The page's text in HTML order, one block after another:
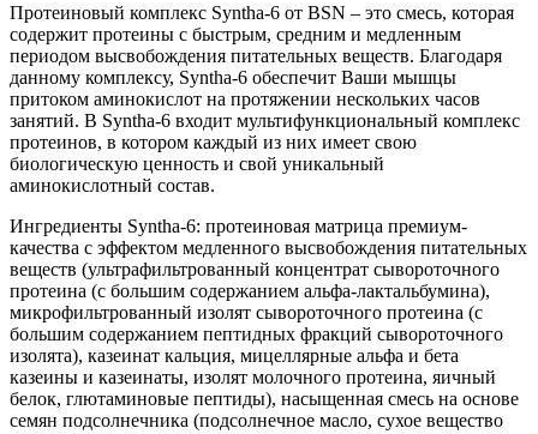
Протеиновый комплекс Syntha-6 от BSN – это смесь, которая
содержит протеины с быстрым, средним и медленным
периодом высвобождения питательных веществ. Благодаря
данному комплексу, Syntha-6 обеспечит Ваши мышцы
притоком аминокислот на протяжении нескольких часов
занятий. В Syntha-6 входит мультифункциональный комплекс
протеинов, в котором каждый из них имеет свою
биологическую ценность и свой уникальный
аминокислотный состав.
Ингредиенты Syntha-6: протеиновая матрица премиум-
качества с эффектом медленного высвобождения питательных
веществ (ультрафильтрованный концентрат сывороточного
протеина (с большим содержанием альфа-лактальбумина),
микрофильтрованный изолят сывороточного протеина (с
большим содержанием пептидных фракций сывороточного
изолята), казеинат кальция, мицеллярные альфа и бета
казеины и казеинаты, изолят молочного протеина, яичный
белок, глютаминовые пептиды), насыщенная смесь на основе
семян подсолнечника (подсолнечное масло, сухое вещество